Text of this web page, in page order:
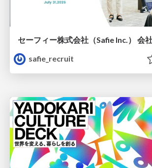
セーフィー株式会社（Safie Inc.） 会
safie_recruit